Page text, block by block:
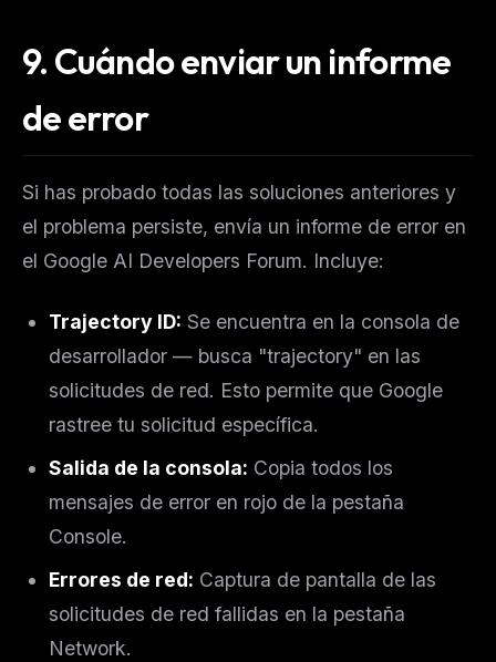
9. Cuándo enviar un informe
de error
Si has probado todas las soluciones anteriores y
el problema persiste, envía un informe de error en
el Google AI Developers Forum. Incluye:
Trajectory ID: Se encuentra en la consola de
desarrollador — busca "trajectory" en las
solicitudes de red. Esto permite que Google
rastree tu solicitud específica.
Salida de la consola: Copia todos los
mensajes de error en rojo de la pestaña
Console.
Errores de red: Captura de pantalla de las
solicitudes de red fallidas en la pestaña
Network.